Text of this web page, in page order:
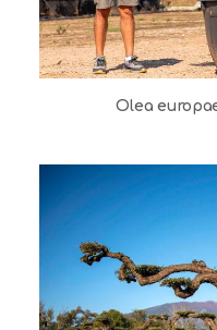
Olea